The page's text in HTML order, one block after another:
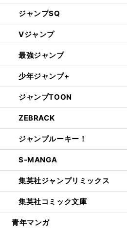
ジャンプSQ
Vジャンプ
最強ジャンプ
少年ジャンプ+
ジャンプTOON
ZEBRACK
ジャンプルーキー！
S-MANGA
集英社ジャンプリミックス
集英社コミック文庫
青年マンガ